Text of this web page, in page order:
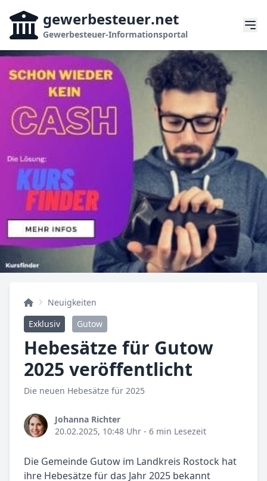
gewerbesteuer.net
Gewerbesteuer-Informationsportal
Neuigkeiten
Exklusiv
Gutow
Hebesätze für Gutow
2025 veröffentlicht
Die neuen Hebesätze für 2025
Johanna Richter
20.02.2025, 10:48 Uhr - 6 min Lesezeit
Die Gemeinde Gutow im Landkreis Rostock hat
ihre Hebesätze für das Jahr 2025 bekannt